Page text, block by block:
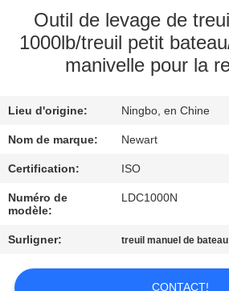
VISITE
DE
L'USINE
CONTRÔLE
DE
LA
QUALITÉ
NOUS
CONTACTER
Outil de levage de
1000lb/treuil petit
manivelle pour la
Lieu d'origine: Ningbo, en Chine
Nom de marque: Newart
Certification: ISO
Numéro de
modèle:
LDC1000N
Surligner: treuil manuel de bateau
CONTACT!